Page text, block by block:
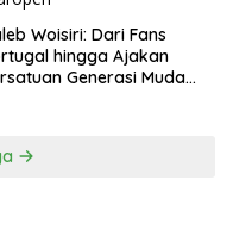
Woisiri: Dari Fans
hingga Ajakan
Generasi Muda